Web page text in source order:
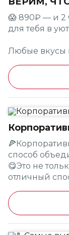
Приходи и
в атмосферу
😱 890₽ — и 2
для тебя в
Любые вкусы
выходит,
торопим —
😜 Готов к
🗺 Акция
посадкой
акции не
Правила
❤️ Ежедневно
способ
😋Это не
отличный
повысить
Закажите
Heart